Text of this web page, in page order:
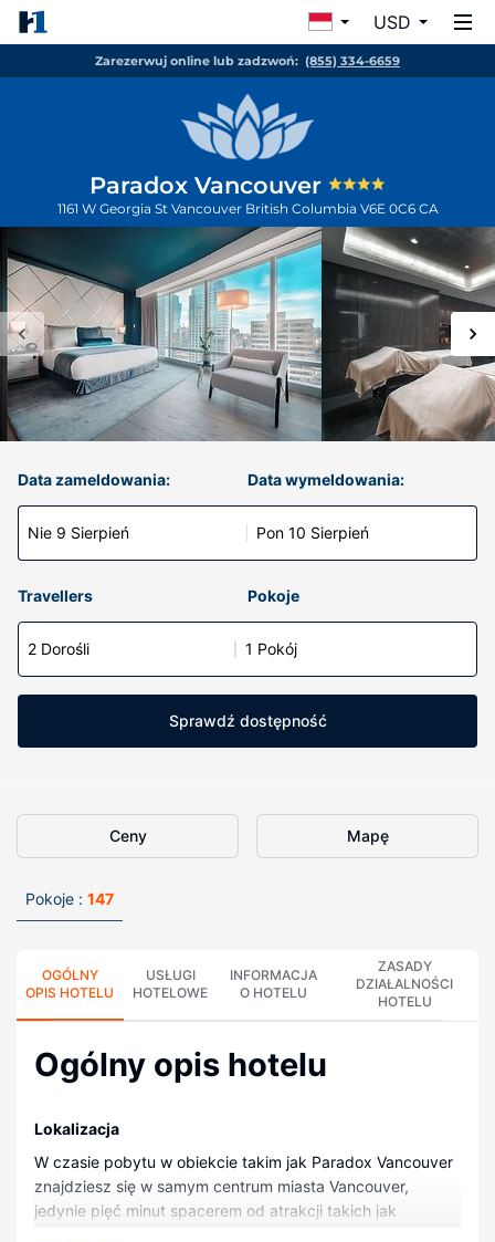
USD
Zarezerwuj online lub zadzwoń: (855) 334-6659
Paradox Vancouver
1161 W Georgia St Vancouver British Columbia V6E 0C6 CA
Data zameldowania:
Nie 9 Sierpień
Data wymeldowania:
Pon 10 Sierpień
Travellers Pokoje
2 Dorośli 1 Pokój
Sprawdź dostępność
Ceny Mapę
Pokoje : 147
OGÓLNY
OPIS HOTELU
USŁUGI
HOTELOWE
INFORMACJA
O HOTELU
ZASADY
DZIAŁALNOŚCI
HOTELU
Ogólny opis hotelu
Lokalizacja
W czasie pobytu w obiekcie takim jak Paradox Vancouver
znajdziesz się w samym centrum miasta Vancouver,
jedynie pięć minut spacerem od atrakcji takich jak